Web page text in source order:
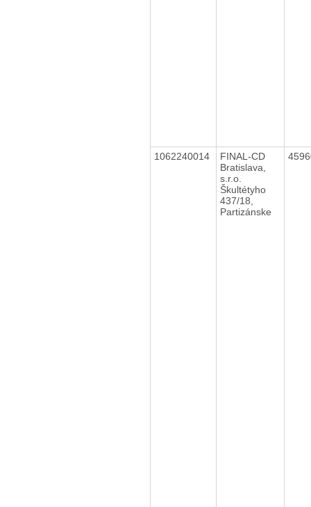
1062240014
FINAL-CD
Bratislava,
s.r.o.
Škultétyho
437/18,
Partizánske